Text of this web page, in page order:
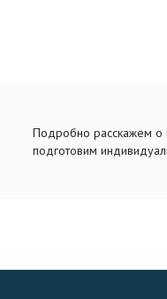
Подробно расскажем о
подготовим